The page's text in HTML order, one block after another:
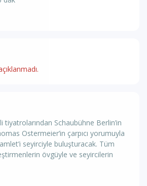
tiyatrolarından Schaubühne Berlin’in
Ostermeier’in çarpıcı yorumuyla
seyirciyle buluşturacak. Tüm
övgüyle ve seyircilerin